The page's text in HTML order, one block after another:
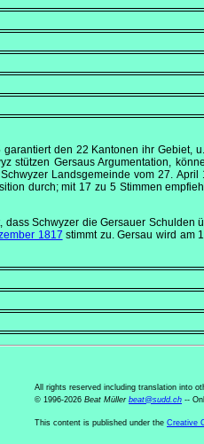
den 22 Kantonen ihr Gebiet,
stützen Gersaus Argumentation,
Landsgemeinde vom 27. April
durch; mit 17 zu 5 Stimmen
dass Schwyzer die Gersauer
1817 stimmt zu. Gersau wird am
All rights reserved including translation into
© 1996-2026 Beat Müller beat@sudd.ch --
This content is published under the Creative